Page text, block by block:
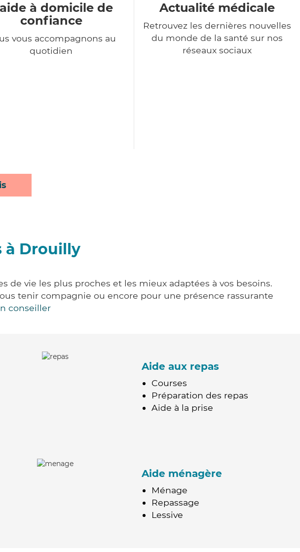
à domicile de
confiance
vous accompagnons au
quotidien
Actualité médicale
Retrouvez les dernières nouvelles
du monde de la santé sur nos
réseaux sociaux
à Drouilly
de vie les plus proches et les mieux adaptées à vos besoins.
tenir compagnie ou encore pour une présence rassurante
conseiller
Aide aux repas
Courses
Préparation des repas
Aide à la prise
Aide ménagère
Ménage
Repassage
Lessive